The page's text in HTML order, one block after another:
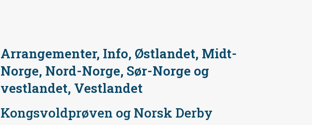
Arrangementer, Info, Østlandet, Midt-
Norge, Nord-Norge, Sør-Norge og
vestlandet, Vestlandet
Kongsvoldprøven og Norsk Derby